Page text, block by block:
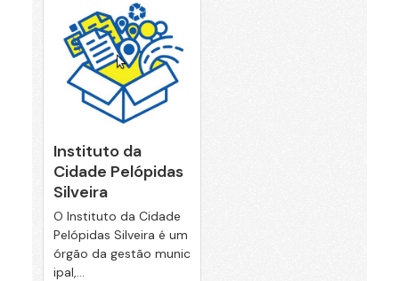
Instituto da
Cidade Pelópidas
Silveira
O Instituto da Cidade
Pelópidas Silveira é um
órgão da gestão munic
ipal,...